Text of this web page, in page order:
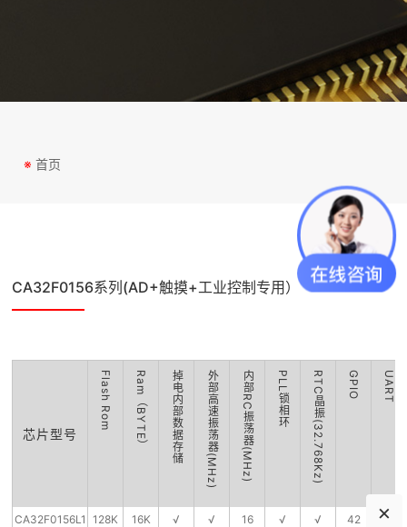
※ 首页
CA32F0156系列(AD+触摸+工业控制专用）
芯片型号
Flash Rom Ram（BYTE） 掉电内部数据存储 外部高速振荡器(MHz) 内部RC振荡器(MHz) PLL锁相环 RTC晶振(32.768Kz) GPIO UART
CA32F0156L1 128K 16K √ √ 16 √ √ 42 2
×